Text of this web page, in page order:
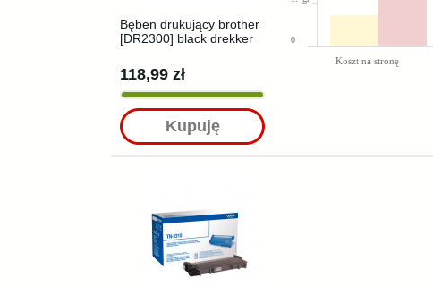
Bęben drukujący brother
[DR2300] black drekker
118,99 zł
Kupuję
0
Koszt na stronę